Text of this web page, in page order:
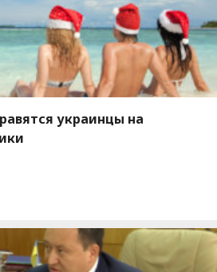
украинцы на